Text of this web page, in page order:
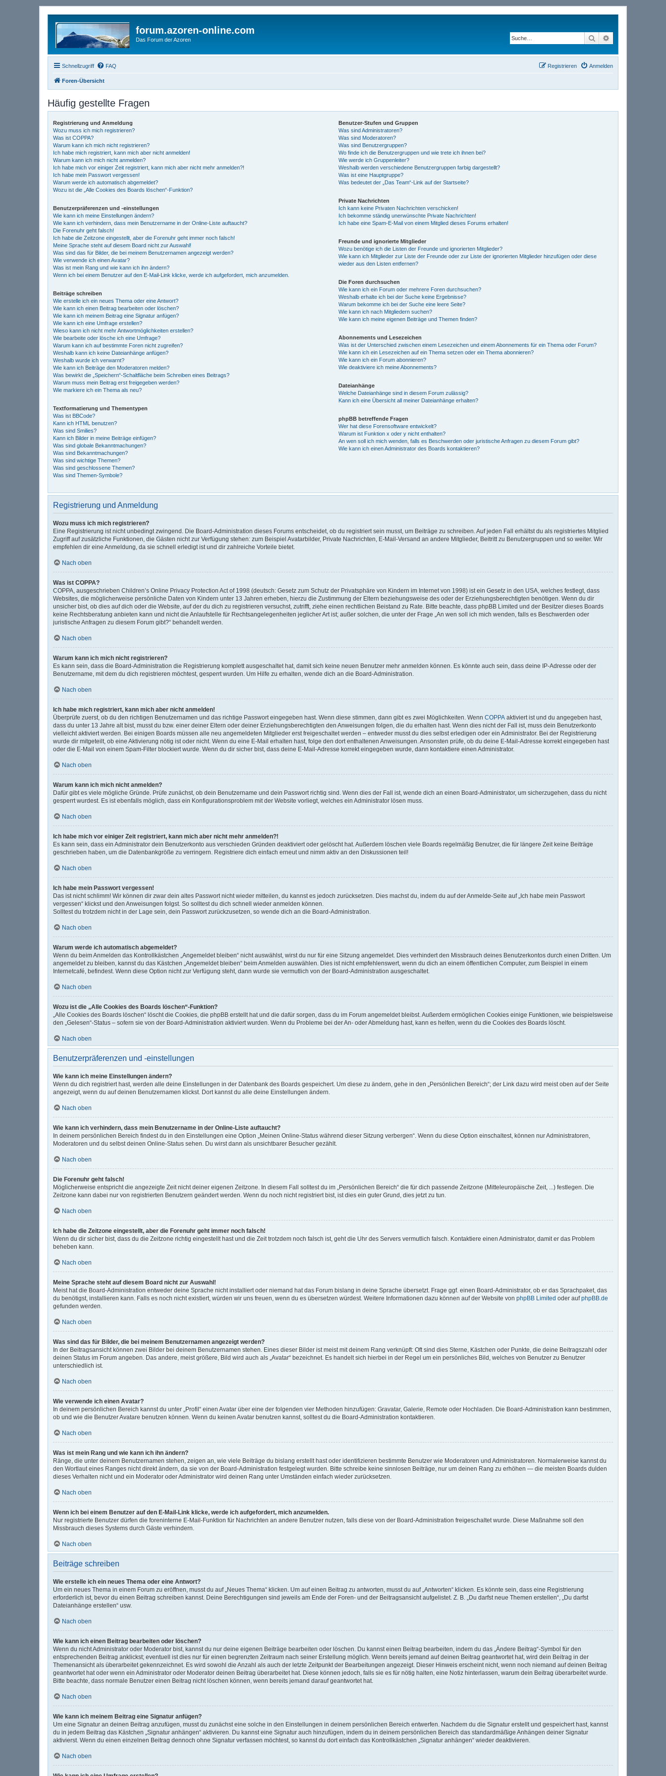
forum.azoren-online.com
Das Forum der Azoren Suche
Schnellzugriff FAQ Anmelden
Registrieren
Foren-Übersicht
Häufig gestellte Fragen
Registrierung und Anmeldung
Wozu muss ich mich registrieren?
Was ist COPPA?
Warum kann ich mich nicht registrieren?
Ich habe mich registriert, kann mich aber nicht anmelden!
Warum kann ich mich nicht anmelden?
Ich habe mich vor einiger Zeit registriert, kann mich aber nicht mehr anmelden?!
Ich habe mein Passwort vergessen!
Warum werde ich automatisch abgemeldet?
Wozu ist die „Alle Cookies des Boards löschen“-Funktion?
Benutzerpräferenzen und -einstellungen
Wie kann ich meine Einstellungen ändern?
Wie kann ich verhindern, dass mein Benutzername in der Online-Liste auftaucht?
Die Forenuhr geht falsch!
Ich habe die Zeitzone eingestellt, aber die Forenuhr geht immer noch falsch!
Meine Sprache steht auf diesem Board nicht zur Auswahl!
Was sind das für Bilder, die bei meinem Benutzernamen angezeigt werden?
Wie verwende ich einen Avatar?
Was ist mein Rang und wie kann ich ihn ändern?
Wenn ich bei einem Benutzer auf den E-Mail-Link klicke, werde ich aufgefordert, mich anzumelden.
Beiträge schreiben
Wie erstelle ich ein neues Thema oder eine Antwort?
Wie kann ich einen Beitrag bearbeiten oder löschen?
Wie kann ich meinem Beitrag eine Signatur anfügen?
Wie kann ich eine Umfrage erstellen?
Wieso kann ich nicht mehr Antwortmöglichkeiten erstellen?
Wie bearbeite oder lösche ich eine Umfrage?
Warum kann ich auf bestimmte Foren nicht zugreifen?
Weshalb kann ich keine Dateianhänge anfügen?
Weshalb wurde ich verwarnt?
Wie kann ich Beiträge den Moderatoren melden?
Was bewirkt die „Speichern“-Schaltfläche beim Schreiben eines Beitrags?
Warum muss mein Beitrag erst freigegeben werden?
Wie markiere ich ein Thema als neu?
Textformatierung und Thementypen
Was ist BBCode?
Kann ich HTML benutzen?
Was sind Smilies?
Kann ich Bilder in meine Beiträge einfügen?
Was sind globale Bekanntmachungen?
Was sind Bekanntmachungen?
Was sind wichtige Themen?
Was sind geschlossene Themen?
Was sind Themen-Symbole?
Benutzer-Stufen und Gruppen
Was sind Administratoren?
Was sind Moderatoren?
Was sind Benutzergruppen?
Wo finde ich die Benutzergruppen und wie trete ich ihnen bei?
Wie werde ich Gruppenleiter?
Weshalb werden verschiedene Benutzergruppen farbig dargestellt?
Was ist eine Hauptgruppe?
Was bedeutet der „Das Team“-Link auf der Startseite?
Private Nachrichten
Ich kann keine Privaten Nachrichten verschicken!
Ich bekomme ständig unerwünschte Private Nachrichten!
Ich habe eine Spam-E-Mail von einem Mitglied dieses Forums erhalten!
Freunde und ignorierte Mitglieder
Wozu benötige ich die Listen der Freunde und ignorierten Mitglieder?
Wie kann ich Mitglieder zur Liste der Freunde oder zur Liste der ignorierten Mitglieder hinzufügen oder diese
wieder aus den Listen entfernen?
Die Foren durchsuchen
Wie kann ich ein Forum oder mehrere Foren durchsuchen?
Weshalb erhalte ich bei der Suche keine Ergebnisse?
Warum bekomme ich bei der Suche eine leere Seite?
Wie kann ich nach Mitgliedern suchen?
Wie kann ich meine eigenen Beiträge und Themen finden?
Abonnements und Lesezeichen
Was ist der Unterschied zwischen einem Lesezeichen und einem Abonnements für ein Thema oder Forum?
Wie kann ich ein Lesezeichen auf ein Thema setzen oder ein Thema abonnieren?
Wie kann ich ein Forum abonnieren?
Wie deaktiviere ich meine Abonnements?
Dateianhänge
Welche Dateianhänge sind in diesem Forum zulässig?
Kann ich eine Übersicht all meiner Dateianhänge erhalten?
phpBB betreffende Fragen
Wer hat diese Forensoftware entwickelt?
Warum ist Funktion x oder y nicht enthalten?
An wen soll ich mich wenden, falls es Beschwerden oder juristische Anfragen zu diesem Forum gibt?
Wie kann ich einen Administrator des Boards kontaktieren?
Registrierung und Anmeldung
Wozu muss ich mich registrieren?
Eine Registrierung ist nicht unbedingt zwingend. Die Board-Administration dieses Forums entscheidet, ob du registriert sein musst, um Beiträge zu schreiben. Auf jeden Fall erhältst du als registriertes Mitglied
Zugriff auf zusätzliche Funktionen, die Gästen nicht zur Verfügung stehen: zum Beispiel Avatarbilder, Private Nachrichten, E-Mail-Versand an andere Mitglieder, Beitritt zu Benutzergruppen und so weiter. Wir
empfehlen dir eine Anmeldung, da sie schnell erledigt ist und dir zahlreiche Vorteile bietet.
Nach oben
Was ist COPPA?
COPPA, ausgeschrieben Children’s Online Privacy Protection Act of 1998 (deutsch: Gesetz zum Schutz der Privatsphäre von Kindern im Internet von 1998) ist ein Gesetz in den USA, welches festlegt, dass
Websites, die möglicherweise persönliche Daten von Kindern unter 13 Jahren erheben, hierzu die Zustimmung der Eltern beziehungsweise des oder der Erziehungsberechtigten benötigen. Wenn du dir
unsicher bist, ob dies auf dich oder die Website, auf der du dich zu registrieren versuchst, zutrifft, ziehe einen rechtlichen Beistand zu Rate. Bitte beachte, dass phpBB Limited und der Besitzer dieses Boards
keine Rechtsberatung anbieten kann und nicht die Anlaufstelle für Rechtsangelegenheiten jeglicher Art ist; außer solchen, die unter der Frage „An wen soll ich mich wenden, falls es Beschwerden oder
juristische Anfragen zu diesem Forum gibt?“ behandelt werden.
Nach oben
Warum kann ich mich nicht registrieren?
Es kann sein, dass die Board-Administration die Registrierung komplett ausgeschaltet hat, damit sich keine neuen Benutzer mehr anmelden können. Es könnte auch sein, dass deine IP-Adresse oder der
Benutzername, mit dem du dich registrieren möchtest, gesperrt wurden. Um Hilfe zu erhalten, wende dich an die Board-Administration.
Nach oben
Ich habe mich registriert, kann mich aber nicht anmelden!
Überprüfe zuerst, ob du den richtigen Benutzernamen und das richtige Passwort eingegeben hast. Wenn diese stimmen, dann gibt es zwei Möglichkeiten. Wenn COPPA aktiviert ist und du angegeben hast,
dass du unter 13 Jahre alt bist, musst du bzw. einer deiner Eltern oder deiner Erziehungsberechtigten den Anweisungen folgen, die du erhalten hast. Wenn dies nicht der Fall ist, muss dein Benutzerkonto
vielleicht aktiviert werden. Bei einigen Boards müssen alle neu angemeldeten Mitglieder erst freigeschaltet werden – entweder musst du dies selbst erledigen oder ein Administrator. Bei der Registrierung
wurde dir mitgeteilt, ob eine Aktivierung nötig ist oder nicht. Wenn du eine E-Mail erhalten hast, folge den dort enthaltenen Anweisungen. Ansonsten prüfe, ob du deine E-Mail-Adresse korrekt eingegeben hast
oder die E-Mail von einem Spam-Filter blockiert wurde. Wenn du dir sicher bist, dass deine E-Mail-Adresse korrekt eingegeben wurde, dann kontaktiere einen Administrator.
Nach oben
Warum kann ich mich nicht anmelden?
Dafür gibt es viele mögliche Gründe. Prüfe zunächst, ob dein Benutzername und dein Passwort richtig sind. Wenn dies der Fall ist, wende dich an einen Board-Administrator, um sicherzugehen, dass du nicht
gesperrt wurdest. Es ist ebenfalls möglich, dass ein Konfigurationsproblem mit der Website vorliegt, welches ein Administrator lösen muss.
Nach oben
Ich habe mich vor einiger Zeit registriert, kann mich aber nicht mehr anmelden?!
Es kann sein, dass ein Administrator dein Benutzerkonto aus verschieden Gründen deaktiviert oder gelöscht hat. Außerdem löschen viele Boards regelmäßig Benutzer, die für längere Zeit keine Beiträge
geschrieben haben, um die Datenbankgröße zu verringern. Registriere dich einfach erneut und nimm aktiv an den Diskussionen teil!
Nach oben
Ich habe mein Passwort vergessen!
Das ist nicht schlimm! Wir können dir zwar dein altes Passwort nicht wieder mitteilen, du kannst es jedoch zurücksetzen. Dies machst du, indem du auf der Anmelde-Seite auf „Ich habe mein Passwort
vergessen“ klickst und den Anweisungen folgst. So solltest du dich schnell wieder anmelden können.
Solltest du trotzdem nicht in der Lage sein, dein Passwort zurückzusetzen, so wende dich an die Board-Administration.
Nach oben
Warum werde ich automatisch abgemeldet?
Wenn du beim Anmelden das Kontrollkästchen „Angemeldet bleiben“ nicht auswählst, wirst du nur für eine Sitzung angemeldet. Dies verhindert den Missbrauch deines Benutzerkontos durch einen Dritten. Um
angemeldet zu bleiben, kannst du das Kästchen „Angemeldet bleiben“ beim Anmelden auswählen. Dies ist nicht empfehlenswert, wenn du dich an einem öffentlichen Computer, zum Beispiel in einem
Internetcafé, befindest. Wenn diese Option nicht zur Verfügung steht, dann wurde sie vermutlich von der Board-Administration ausgeschaltet.
Nach oben
Wozu ist die „Alle Cookies des Boards löschen“-Funktion?
„Alle Cookies des Boards löschen“ löscht die Cookies, die phpBB erstellt hat und die dafür sorgen, dass du im Forum angemeldet bleibst. Außerdem ermöglichen Cookies einige Funktionen, wie beispielsweise
den „Gelesen“-Status – sofern sie von der Board-Administration aktiviert wurden. Wenn du Probleme bei der An- oder Abmeldung hast, kann es helfen, wenn du die Cookies des Boards löscht.
Nach oben
Benutzerpräferenzen und -einstellungen
Wie kann ich meine Einstellungen ändern?
Wenn du dich registriert hast, werden alle deine Einstellungen in der Datenbank des Boards gespeichert. Um diese zu ändern, gehe in den „Persönlichen Bereich“; der Link dazu wird meist oben auf der Seite
angezeigt, wenn du auf deinen Benutzernamen klickst. Dort kannst du alle deine Einstellungen ändern.
Nach oben
Wie kann ich verhindern, dass mein Benutzername in der Online-Liste auftaucht?
In deinem persönlichen Bereich findest du in den Einstellungen eine Option „Meinen Online-Status während dieser Sitzung verbergen“. Wenn du diese Option einschaltest, können nur Administratoren,
Moderatoren und du selbst deinen Online-Status sehen. Du wirst dann als unsichtbarer Besucher gezählt.
Nach oben
Die Forenuhr geht falsch!
Möglicherweise entspricht die angezeigte Zeit nicht deiner eigenen Zeitzone. In diesem Fall solltest du im „Persönlichen Bereich“ die für dich passende Zeitzone (Mitteleuropäische Zeit, ...) festlegen. Die
Zeitzone kann dabei nur von registrierten Benutzern geändert werden. Wenn du noch nicht registriert bist, ist dies ein guter Grund, dies jetzt zu tun.
Nach oben
Ich habe die Zeitzone eingestellt, aber die Forenuhr geht immer noch falsch!
Wenn du dir sicher bist, dass du die Zeitzone richtig eingestellt hast und die Zeit trotzdem noch falsch ist, geht die Uhr des Servers vermutlich falsch. Kontaktiere einen Administrator, damit er das Problem
beheben kann.
Nach oben
Meine Sprache steht auf diesem Board nicht zur Auswahl!
Meist hat die Board-Administration entweder deine Sprache nicht installiert oder niemand hat das Forum bislang in deine Sprache übersetzt. Frage ggf. einen Board-Administrator, ob er das Sprachpaket, das
du benötigst, installieren kann. Falls es noch nicht existiert, würden wir uns freuen, wenn du es übersetzen würdest. Weitere Informationen dazu können auf der Website von phpBB Limited oder aufphpBB.de
gefunden werden.
Nach oben
Was sind das für Bilder, die bei meinem Benutzernamen angezeigt werden?
In der Beitragsansicht können zwei Bilder bei deinem Benutzernamen stehen. Eines dieser Bilder ist meist mit deinem Rang verknüpft: Oft sind dies Sterne, Kästchen oder Punkte, die deine Beitragszahl oder
deinen Status im Forum angeben. Das andere, meist größere, Bild wird auch als „Avatar“ bezeichnet. Es handelt sich hierbei in der Regel um ein persönliches Bild, welches von Benutzer zu Benutzer
unterschiedlich ist.
Nach oben
Wie verwende ich einen Avatar?
In deinem persönlichen Bereich kannst du unter „Profil“ einen Avatar über eine der folgenden vier Methoden hinzufügen: Gravatar, Galerie, Remote oder Hochladen. Die Board-Administration kann bestimmen,
ob und wie die Benutzer Avatare benutzen können. Wenn du keinen Avatar benutzen kannst, solltest du die Board-Administration kontaktieren.
Nach oben
Was ist mein Rang und wie kann ich ihn ändern?
Ränge, die unter deinem Benutzernamen stehen, zeigen an, wie viele Beiträge du bislang erstellt hast oder identifizieren bestimmte Benutzer wie Moderatoren und Administratoren. Normalerweise kannst du
den Wortlaut eines Ranges nicht direkt ändern, da sie von der Board-Administration festgelegt wurden. Bitte schreibe keine sinnlosen Beiträge, nur um deinen Rang zu erhöhen — die meisten Boards dulden
dieses Verhalten nicht und ein Moderator oder Administrator wird deinen Rang unter Umständen einfach wieder zurücksetzen.
Nach oben
Wenn ich bei einem Benutzer auf den E-Mail-Link klicke, werde ich aufgefordert, mich anzumelden.
Nur registrierte Benutzer dürfen die foreninterne E-Mail-Funktion für Nachrichten an andere Benutzer nutzen, falls diese von der Board-Administration freigeschaltet wurde. Diese Maßnahme soll den
Missbrauch dieses Systems durch Gäste verhindern.
Nach oben
Beiträge schreiben
Wie erstelle ich ein neues Thema oder eine Antwort?
Um ein neues Thema in einem Forum zu eröffnen, musst du auf „Neues Thema“ klicken. Um auf einen Beitrag zu antworten, musst du auf „Antworten“ klicken. Es könnte sein, dass eine Registrierung
erforderlich ist, bevor du einen Beitrag schreiben kannst. Deine Berechtigungen sind jeweils am Ende der Foren- und der Beitragsansicht aufgelistet. Z. B. „Du darfst neue Themen erstellen“, „Du darfst
Dateianhänge erstellen“ usw.
Nach oben
Wie kann ich einen Beitrag bearbeiten oder löschen?
Wenn du nicht Administrator oder Moderator bist, kannst du nur deine eigenen Beiträge bearbeiten oder löschen. Du kannst einen Beitrag bearbeiten, indem du das „Ändere Beitrag“-Symbol für den
entsprechenden Beitrag anklickst; eventuell ist dies nur für einen begrenzten Zeitraum nach seiner Erstellung möglich. Wenn bereits jemand auf deinen Beitrag geantwortet hat, wird dein Beitrag in der
Themenansicht als überarbeitet gekennzeichnet. Es wird sowohl die Anzahl als auch der letzte Zeitpunkt der Bearbeitungen angezeigt. Dieser Hinweis erscheint nicht, wenn noch niemand auf deinen Beitrag
geantwortet hat oder wenn ein Administrator oder Moderator deinen Beitrag überarbeitet hat. Diese können jedoch, falls sie es für nötig halten, eine Notiz hinterlassen, warum dein Beitrag überarbeitet wurde.
Bitte beachte, dass normale Benutzer einen Beitrag nicht löschen können, wenn bereits jemand darauf geantwortet hat.
Nach oben
Wie kann ich meinem Beitrag eine Signatur anfügen?
Um eine Signatur an deinen Beitrag anzufügen, musst du zunächst eine solche in den Einstellungen in deinem persönlichen Bereich entwerfen. Nachdem du die Signatur erstellt und gespeichert hast, kannst
du in jedem Beitrag das Kästchen „Signatur anhängen“ aktivieren. Du kannst eine Signatur auch hinzufügen, indem du in deinem persönlichen Bereich das standardmäßige Anhängen deiner Signatur
aktivierst. Wenn du einen einzelnen Beitrag dennoch ohne Signatur verfassen möchtest, so kannst du dort einfach das Kontrollkästchen „Signatur anhängen“ wieder deaktivieren.
Nach oben